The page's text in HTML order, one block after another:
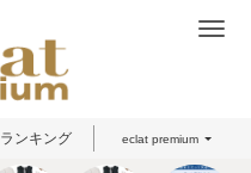
ランキング eclat premium